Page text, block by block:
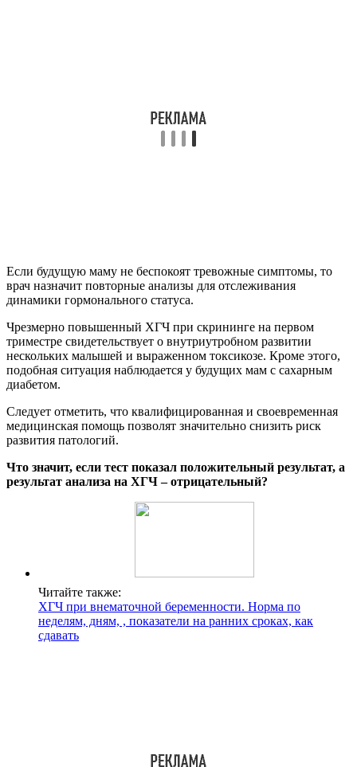
Если будущую маму не беспокоят тревожные симптомы, то
врач назначит повторные анализы для отслеживания
динамики гормонального статуса.
Чрезмерно повышенный ХГЧ при скрининге на первом
триместре свидетельствует о внутриутробном развитии
нескольких малышей и выраженном токсикозе. Кроме этого,
подобная ситуация наблюдается у будущих мам с сахарным
диабетом.
Следует отметить, что квалифицированная и своевременная
медицинская помощь позволят значительно снизить риск
развития патологий.
Что значит, если тест показал положительный результат, а
результат анализа на ХГЧ – отрицательный?
Читайте также:
ХГЧ при внематочной беременности. Норма по
неделям, дням, , показатели на ранних сроках, как
сдавать